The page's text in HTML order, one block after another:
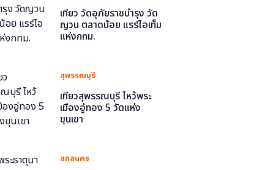
เที่ยว วัดอุภัยราชบำรุง วัด
ญวน ตลาดน้อย แรร์ไอเท็ม
แห่งกทม.
สุพรรณบุรี
เที่ยวสุพรรณบุรี ไหว้พระ
เมืองอู่ทอง 5 วัดแห่ง
ขุนเขา
สกลนคร